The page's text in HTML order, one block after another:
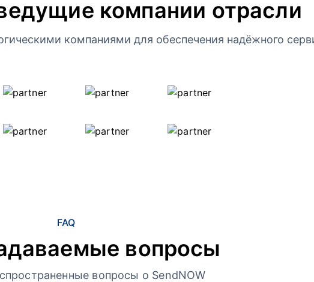
компании отрасли
компаниями для обеспечения надёжного
FAQ
вопросы
вопросы о SendNOW